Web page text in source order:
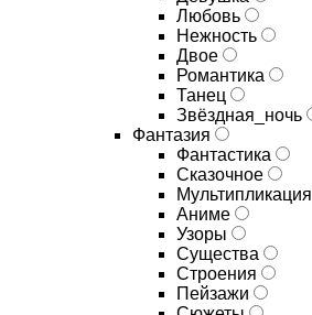
Любовь
Нежность
Двое
Романтика
Танец
Звёздная_ночь
Фантазия
Фантастика
Сказочное
Мультипликация
Аниме
Узоры
Существа
Строения
Пейзажи